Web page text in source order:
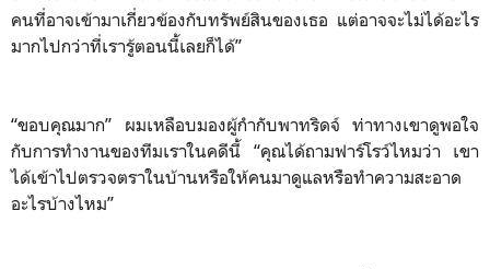
คนที่อาจเข้ามาเกี่ยวข้องกับทรัพย์สินของเธอ แต่อาจจะไม่ได้อะไร
มากไปกว่าที่เรารู้ตอนนี้เลยก็ได้”
“ขอบคุณมาก” ผมเหลือบมองผู้กำกับพาทริดจ์ ท่าทางเขาดูพอใจ
กับการทำงานของทีมเราในคดีนี้ “คุณได้ถามฟาร์โรว์ไหมว่า เขา
ได้เข้าไปตรวจตราในบ้านหรือให้คนมาดูแลหรือทำความสะอาด
อะไรบ้างไหม”